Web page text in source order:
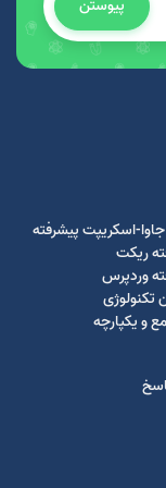
پیوستن
اسکریپت پیشرفته
ریکت
وردپرس
و یکپارچه